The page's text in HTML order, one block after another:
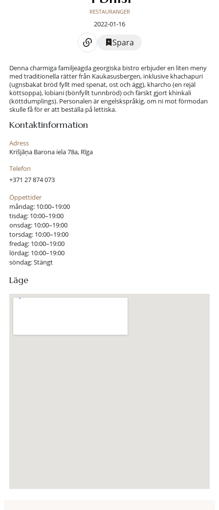
RESTAURANGER
2022-01-16
Spara
Denna charmiga familjeägda georgiska bistro erbjuder en liten meny
med traditionella rätter från Kaukasusbergen, inklusive khachapuri
(ugnsbakat bröd fyllt med spenat, ost och ägg), kharcho (en rejäl
köttsoppa), lobiani (bönfyllt tunnbröd) och färskt gjort khinkali
(köttdumplings). Personalen är engelskspråkig, om ni mot förmodan
skulle få för er att beställa på lettiska.
Kontaktinformation
Adress
Krišjāņa Barona iela 78a, Rīga
Telefon
+371 27 874 073
Öppettider
måndag: 10:00–19:00
tisdag: 10:00–19:00
onsdag: 10:00–19:00
torsdag: 10:00–19:00
fredag: 10:00–19:00
lördag: 10:00–19:00
söndag: Stängt
Läge